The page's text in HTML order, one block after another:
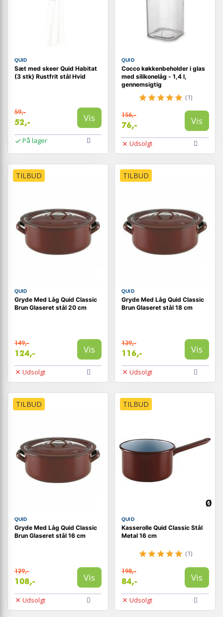
QUID
Sæt med skeer Quid Habitat
(3 stk) Rustfrit stål Hvid
59,-
52,- Vis
På lager
QUID
Cocco køkkenbeholder i glas
med silikonelåg - 1,4 l,
gennemsigtig
(1)
156,-
76,- Vis
Udsolgt
TILBUD
QUID
Gryde Med Låg Quid Classic
Brun Glaseret stål 20 cm
149,-
124,- Vis
Udsolgt
TILBUD
QUID
Gryde Med Låg Quid Classic
Brun Glaseret stål 18 cm
139,-
116,- Vis
Udsolgt
TILBUD
QUID
Gryde Med Låg Quid Classic
Brun Glaseret stål 16 cm
129,-
108,- Vis
Udsolgt
TILBUD
QUID
Kasserolle Quid Classic Stål
Metal 16 cm
(1)
198,-
84,- Vis
Udsolgt